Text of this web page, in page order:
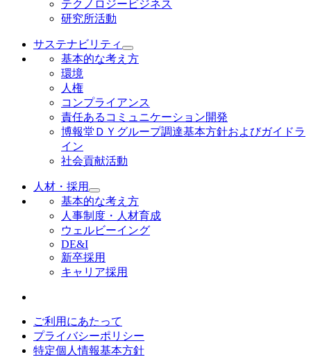
テクノロジービジネス
研究所活動
サステナビリティ
基本的な考え方
環境
人権
コンプライアンス
責任あるコミュニケーション開発
博報堂ＤＹグループ調達基本方針およびガイドラ
イン
社会貢献活動
人材・採用
基本的な考え方
人事制度・人材育成
ウェルビーイング
DE&I
新卒採用
キャリア採用
ご利用にあたって
プライバシーポリシー
特定個人情報基本方針